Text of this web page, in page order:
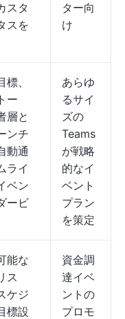
スタ
スを
ター向
け
、
ー
層と
ンチ
動通
ライ
ベン
ービ
あらゆ
るサイ
ズの
Teams
が戦略
的なイ
ベント
プラン
を策定
能な
ス
ケジ
標設
資金調
達イベ
ントの
プロモ